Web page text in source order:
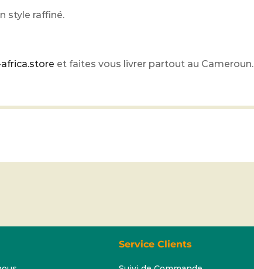
style raffiné.
et faites vous livrer partout au Cameroun.
Service Clients